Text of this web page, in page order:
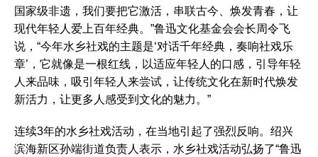
国家级非遗，我们要把它激活，串联古今、焕发青春，让
现代年轻人爱上百年经典。”鲁迅文化基金会会长周令飞
说，“今年水乡社戏的主题是‘对话千年经典，奏响社戏乐
章’，它就像是一根红线，以适应年轻人的口感，引导年轻
人来品味，吸引年轻人来尝试，让传统文化在新时代焕发
新活力，让更多人感受到文化的魅力。”
连续3年的水乡社戏活动，在当地引起了强烈反响。绍兴
滨海新区孙端街道负责人表示，水乡社戏活动弘扬了“鲁迅